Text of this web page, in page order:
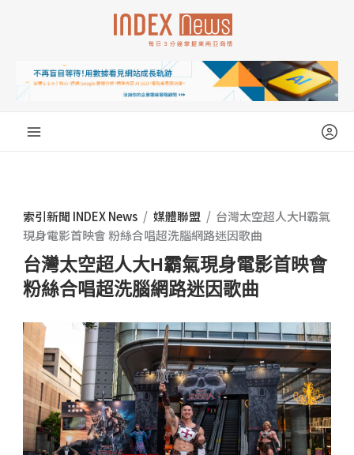
索引新聞 INDEX News / 媒體聯盟 / 台灣太空超人大H霸氣
現身電影首映會 粉絲合唱超洗腦網路迷因歌曲
台灣太空超人大H霸氣現身電影首映會
粉絲合唱超洗腦網路迷因歌曲